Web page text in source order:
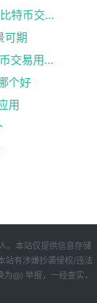
12年的时候怎么买比特币？安全便捷，比特币交易首选
可期
哪里能下载比特币软件下载？请问比特币交易用什么软件
个好
用
。本站仅提供信息存储
站有涉嫌抄袭侵权/违法
@) 举报，一经查实，